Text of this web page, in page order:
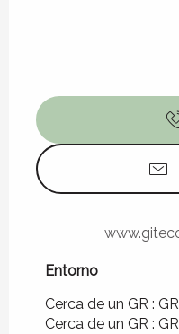
Entorno
Entorno
Cerca de un GR :
Cerca de un GR :